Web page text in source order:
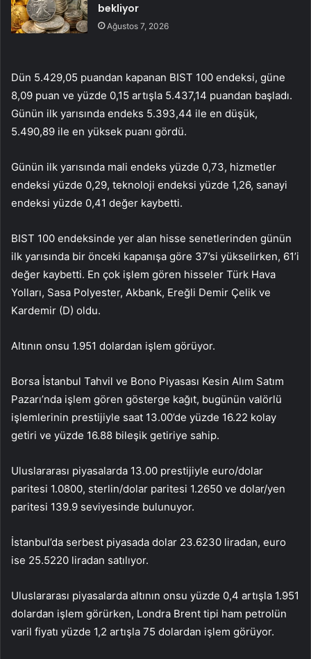
bekliyor
Ağustos 7, 2026
Dün 5.429,05 puandan kapanan BIST 100 endeksi, güne
8,09 puan ve yüzde 0,15 artışla 5.437,14 puandan başladı.
Günün ilk yarısında endeks 5.393,44 ile en düşük,
5.490,89 ile en yüksek puanı gördü.
Günün ilk yarısında mali endeks yüzde 0,73, hizmetler
endeksi yüzde 0,29, teknoloji endeksi yüzde 1,26, sanayi
endeksi yüzde 0,41 değer kaybetti.
BIST 100 endeksinde yer alan hisse senetlerinden günün
ilk yarısında bir önceki kapanışa göre 37’si yükselirken, 61’i
değer kaybetti. En çok işlem gören hisseler Türk Hava
Yolları, Sasa Polyester, Akbank, Ereğli Demir Çelik ve
Kardemir (D) oldu.
Altının onsu 1.951 dolardan işlem görüyor.
Borsa İstanbul Tahvil ve Bono Piyasası Kesin Alım Satım
Pazarı’nda işlem gören gösterge kağıt, bugünün valörlü
işlemlerinin prestijiyle saat 13.00’de yüzde 16.22 kolay
getiri ve yüzde 16.88 bileşik getiriye sahip.
Uluslararası piyasalarda 13.00 prestijiyle euro/dolar
paritesi 1.0800, sterlin/dolar paritesi 1.2650 ve dolar/yen
paritesi 139.9 seviyesinde bulunuyor.
İstanbul’da serbest piyasada dolar 23.6230 liradan, euro
ise 25.5220 liradan satılıyor.
Uluslararası piyasalarda altının onsu yüzde 0,4 artışla 1.951
dolardan işlem görürken, Londra Brent tipi ham petrolün
varil fiyatı yüzde 1,2 artışla 75 dolardan işlem görüyor.